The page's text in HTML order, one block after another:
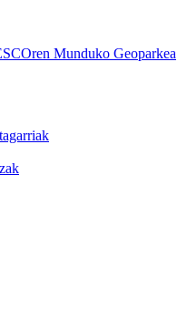
Munduko Geoparkea